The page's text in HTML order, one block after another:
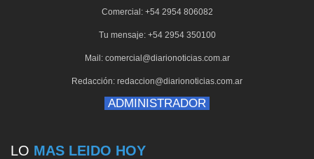
Comercial: +54 2954 806082
Tu mensaje: +54 2954 350100
Mail: comercial@diarionoticias.com.ar
Redacción: redaccion@diarionoticias.com.ar
ADMINISTRADOR
LO MAS LEIDO HOY